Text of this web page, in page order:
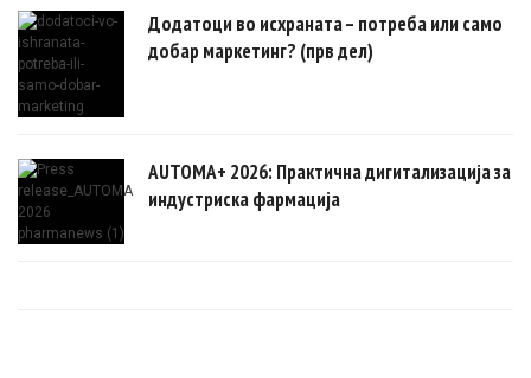
Додатоци во исхраната – потреба или само
добар маркетинг? (прв дел)
AUTOMA+ 2026: Практична дигитализација за
индустриска фармација